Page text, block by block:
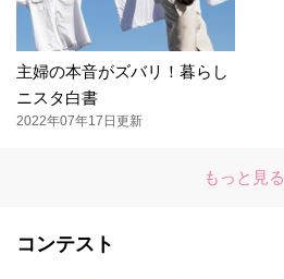
主婦の本音がズバリ！暮らし
ニスタ白書
2022年07年17日更新
もっと見る
コンテスト